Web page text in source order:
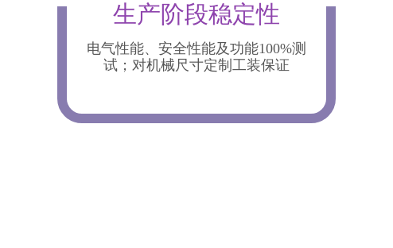
生产阶段稳定性
电气性能、安全性能及功能100%测
试；对机械尺寸定制工装保证